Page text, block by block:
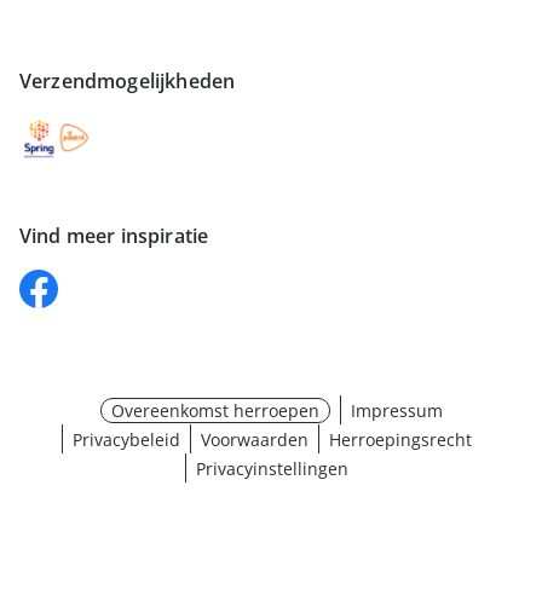
Verzendmogelijkheden
Vind meer inspiratie
Overeenkomst herroepen
Impressum
Privacybeleid
Voorwaarden
Herroepingsrecht
Privacyinstellingen